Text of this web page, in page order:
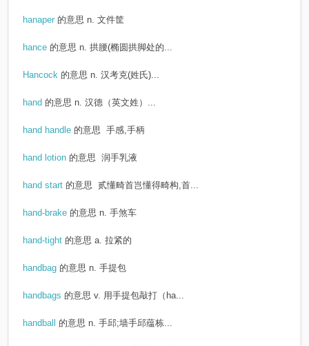
hanaper 的意思 n. 文件筐
hance 的意思 n. 拱腰(椭圆拱脚处的...
Hancock 的意思 n. 汉考克(姓氏)...
hand 的意思 n. 汉德（英文姓）...
hand handle 的意思 手感,手柄
hand lotion 的意思 润手乳液
hand start 的意思 贰懂畸首岂懂得畸构,首...
hand-brake 的意思 n. 手煞车
hand-tight 的意思 a. 拉紧的
handbag 的意思 n. 手提包
handbags 的意思 v. 用手提包敲打（ha...
handball 的意思 n. 手邱;墙手邱蕴栋...